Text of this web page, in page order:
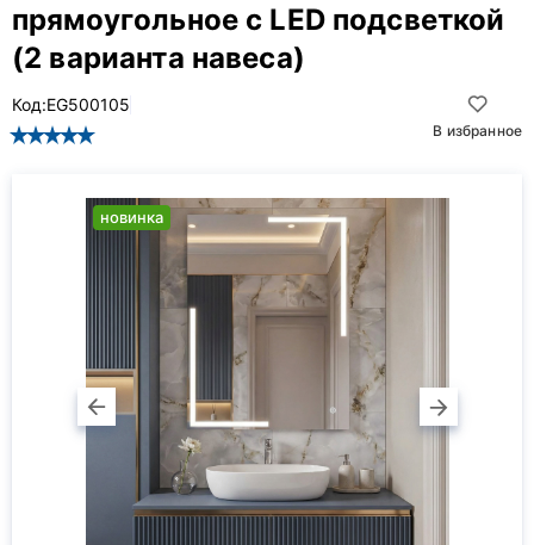
прямоугольное с LED подсветкой
(2 варианта навеса)
В избранное
Код:EG500105
новинка